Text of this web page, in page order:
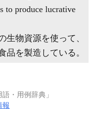
to produce lucrative
生物資源を使って、
品を製造している。
・用例辞典」
報